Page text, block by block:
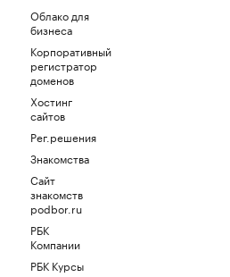
Облако для
бизнеса
Корпоративный
регистратор
доменов
Хостинг
сайтов
Рег.решения
Знакомства
Сайт
знакомств
podbor.ru
РБК
Компании
РБК Курсы